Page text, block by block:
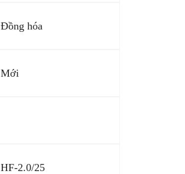
Đồng hóa
Mới
HF-2.0/25